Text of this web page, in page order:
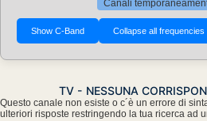
Canali
TV - NESSUNA
Questo canale non esiste o c´è un errore di
ulteriori risposte restringendo la tua ricerca ad